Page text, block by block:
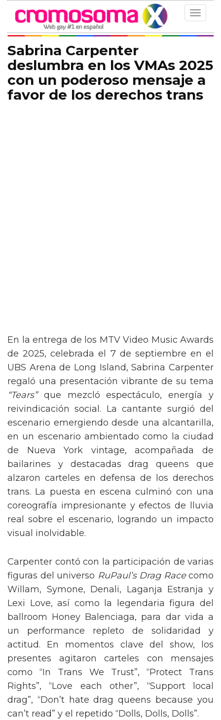
Toggle
Sabrina Carpenter
deslumbra en los VMAs 2025
con un poderoso mensaje a
favor de los derechos trans
En la entrega de los MTV Video Music Awards
de 2025, celebrada el 7 de septiembre en el
UBS Arena de Long Island, Sabrina Carpenter
regaló una presentación vibrante de su tema
“Tears”que mezcló espectáculo, energía y
reivindicación social. La cantante surgió del
escenario emergiendo desde una alcantarilla,
en un escenario ambientado como la ciudad
de Nueva York vintage, acompañada de
bailarines y destacadas drag queens que
alzaron carteles en defensa de los derechos
trans. La puesta en escena culminó con una
coreografía impresionante y efectos de lluvia
real sobre el escenario, logrando un impacto
visual inolvidable.
Carpenter contó con la participación de varias
figuras del universo RuPaul’s Drag Racecomo
Willam, Symone, Denali, Laganja Estranja y
Lexi Love, así como la legendaria figura del
ballroom Honey Balenciaga, para dar vida a
un performance repleto de solidaridad y
actitud. En momentos clave del show, los
presentes agitaron carteles con mensajes
como “In Trans We Trust”, “Protect Trans
Rights”, “Love each other”, “Support local
drag”, “Don’t hate drag queens because you
can’t read” y el repetido “Dolls, Dolls, Dolls”.